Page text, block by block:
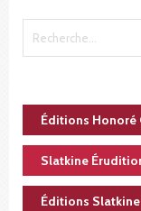
Éditions Honoré
Slatkine
Éditions Slatkine